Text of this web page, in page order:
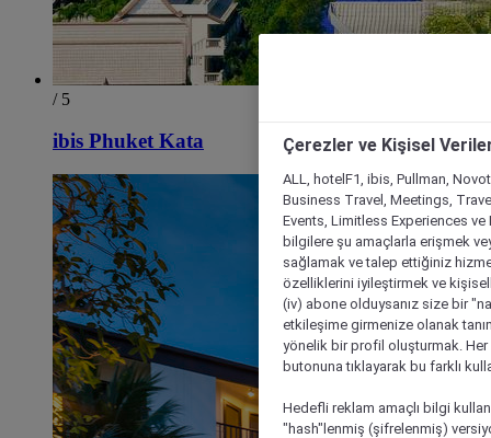
/ 5
ibis Phuket Kata Çerezler ve Kişisel
ALL, hotelF1, ibis, Pullman,
Business Travel, Meetings,
Events, Limitless Experiences
bilgilere şu amaçlarla erişmek
sağlamak ve talep ettiğiniz
özelliklerini iyileştirmek ve
(iv) abone olduysanız size bir
etkileşime girmenize olanak
yönelik bir profil oluşturmak.
butonuna tıklayarak bu farklı
Hedefli reklam amaçlı bilgi
"hash"lenmiş (şifrelenmiş)